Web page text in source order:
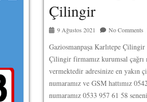
Çilingir
9 Ağustos 2021 No Comments
Gaziosmanpaşa Karlıtepe Çilingir
Çilingir firmamız kurumsal çağrı
vermektedir adresinize en yakın
numaramız ve GSM hattımız
numaramız 0533 957 61 58